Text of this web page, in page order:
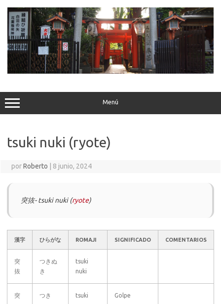
contenido
Menú
tsuki nuki (ryote)
porRoberto 8 junio, 2024
突抜- tsuki nuki (ryote)
漢字 ひらがな ROMAJI SIGNIFICADO COMENTARIOS
突
抜
つきぬ
き
tsuki
nuki
突 つき tsuki Golpe